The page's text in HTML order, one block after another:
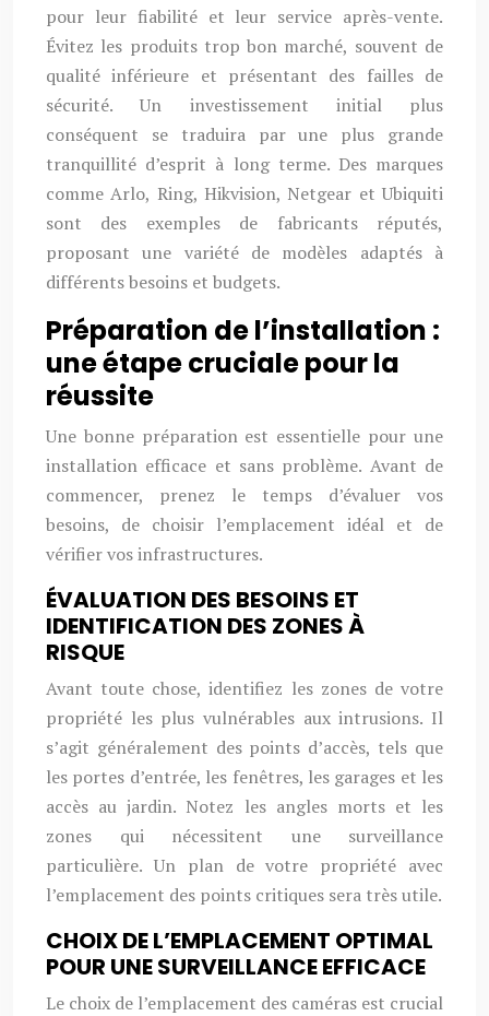
pour leur fiabilité et leur service après-vente.
Évitez les produits trop bon marché, souvent de
qualité inférieure et présentant des failles de
sécurité. Un investissement initial plus
conséquent se traduira par une plus grande
tranquillité d’esprit à long terme. Des marques
comme Arlo, Ring, Hikvision, Netgear et Ubiquiti
sont des exemples de fabricants réputés,
proposant une variété de modèles adaptés à
différents besoins et budgets.
Préparation de l’installation :
une étape cruciale pour la
réussite
Une bonne préparation est essentielle pour une
installation efficace et sans problème. Avant de
commencer, prenez le temps d’évaluer vos
besoins, de choisir l’emplacement idéal et de
vérifier vos infrastructures.
ÉVALUATION DES BESOINS ET
IDENTIFICATION DES ZONES À
RISQUE
Avant toute chose, identifiez les zones de votre
propriété les plus vulnérables aux intrusions. Il
s’agit généralement des points d’accès, tels que
les portes d’entrée, les fenêtres, les garages et les
accès au jardin. Notez les angles morts et les
zones qui nécessitent une surveillance
particulière. Un plan de votre propriété avec
l’emplacement des points critiques sera très utile.
CHOIX DE L’EMPLACEMENT OPTIMAL
POUR UNE SURVEILLANCE EFFICACE
Le choix de l’emplacement des caméras est crucial